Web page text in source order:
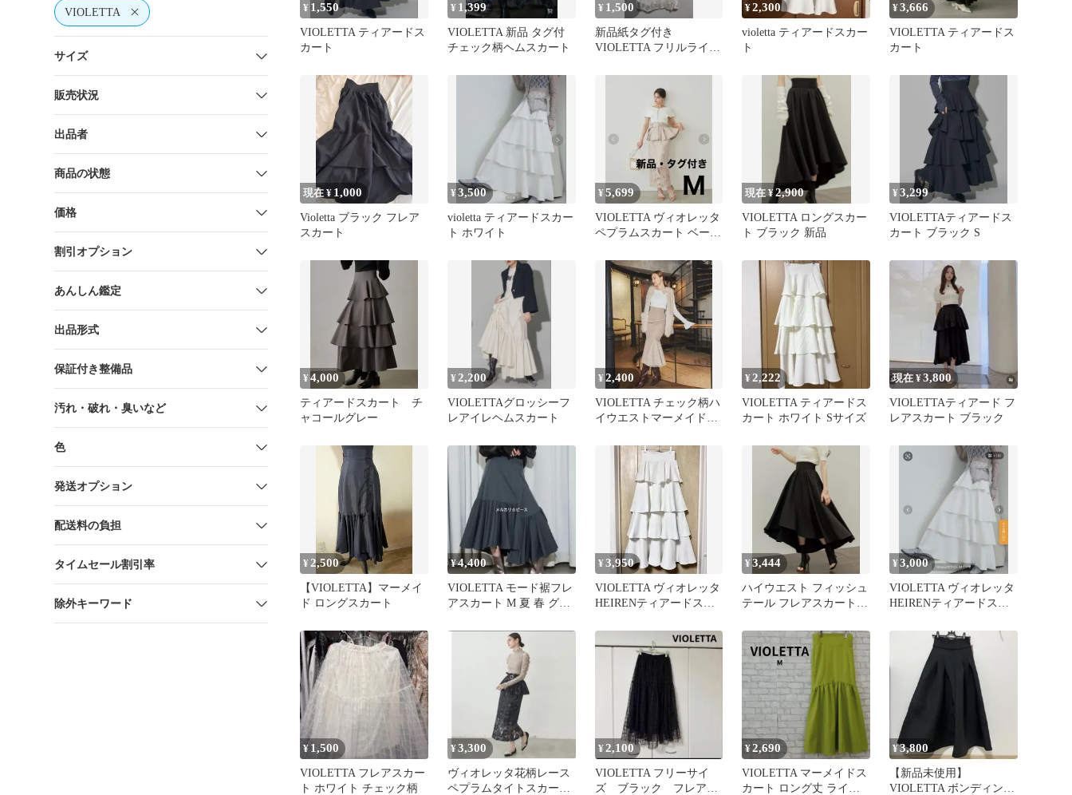
VIOLETTA
サイズ
販売状況
出品者
商品の状態
価格
割引オプション
あんしん鑑定
出品形式
保証付き整備品
汚れ・破れ・臭いなど
色
発送オプション
配送料の負担
タイムセール割引率
除外キーワード
¥ 1,550
VIOLETTA ティアードス
カート
¥ 1,399
VIOLETTA 新品 タグ付
チェック柄ヘムスカート
¥ 1,500
新品紙タグ付き
VIOLETTA フリルライン
¥2,300
violetta ティアードスカー
ト
¥3,666
VIOLETTA ティアードス
カート
現在 ¥ 1,000
Violetta ブラック フレア
スカート
¥3,500
violetta ティアードスカー
ト ホワイト
¥5,699
VIOLETTA ヴィオレッタ
ペプラムスカート ベージ
現在 ¥2,900
VIOLETTA ロングスカー
ト ブラック 新品
¥3,299
VIOLETTAティアードス
カート ブラック S
¥4,000
ティアードスカート チ
ャコールグレー
¥ 2,200
VIOLETTAグロッシーフ
レアイレヘムスカート
¥2,400
VIOLETTA チェック柄ハ
イウエストマーメイドス
¥2,222
VIOLETTA ティアードス
カート ホワイト Sサイズ
現在 ¥3,800
VIOLETTAティアード フ
レアスカート ブラック
¥ 2,500
【VIOLETTA】マーメイ
ド ロングスカート
¥4,400
VIOLETTA モード裾フレ
アスカート M 夏 春 グレ
¥3,950
VIOLETTA ヴィオレッタ
HEIRENティアードスカ
¥3,444
ハイウエスト フィッシュ
テール フレアスカート
¥3,000
VIOLETTA ヴィオレッタ
HEIRENティアードスカ
¥ 1,500
VIOLETTA フレアスカー
ト ホワイト チェック柄
¥3,300
ヴィオレッタ花柄レース
ペプラムタイトスカート
¥2,100
VIOLETTA フリーサイ
ズ ブラック フレアス
¥2,690
VIOLETTA マーメイドス
カート ロング丈 ライム
¥3,800
【新品未使用】
VIOLETTA ボンディング